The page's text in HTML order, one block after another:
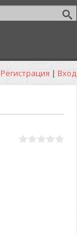
Регистрация | Вход